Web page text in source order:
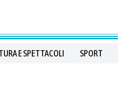
E SPETTACOLI SPORT